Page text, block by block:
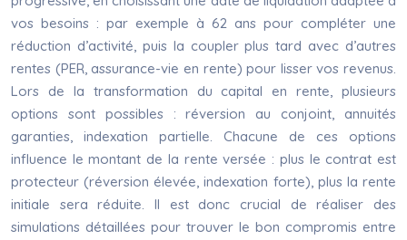
vos besoins : par exemple à 62 ans pour compléter une
réduction d’activité, puis la coupler plus tard avec d’autres
rentes (PER, assurance-vie en rente) pour lisser vos revenus.
Lors de la transformation du capital en rente, plusieurs
options sont possibles : réversion au conjoint, annuités
garanties, indexation partielle. Chacune de ces options
influence le montant de la rente versée : plus le contrat est
protecteur (réversion élevée, indexation forte), plus la rente
initiale sera réduite. Il est donc crucial de réaliser des
simulations détaillées pour trouver le bon compromis entre